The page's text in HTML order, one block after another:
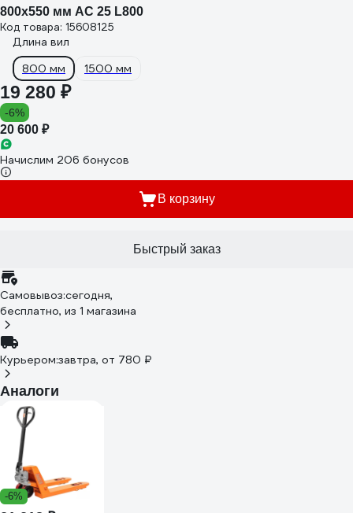
800x550 мм AC 25 L800
Код товара: 15608125
Длина вил
800 мм
1500 мм
19 280 ₽
-6%
20 600 ₽
Начислим 206 бонусов
В корзину
Быстрый заказ
Самовывоз:сегодня,
бесплатно, из 1 магазина
Курьером:завтра, от 780 ₽
Аналоги
-6%